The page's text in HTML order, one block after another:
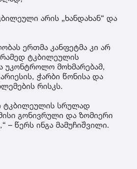
არის „ხანდახან“ და
ერთმა კანფეტმა კი არ
ტკბილეულის
უკონტროლო მოხმარებამ,
ჭარბი წონისა და
რისკს.
ტკბილეულის სრულად
გონივრული და ზომიერი
– წერს ინგა მამუჩიშვილი.